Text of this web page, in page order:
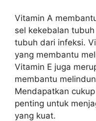
Vitamin A
sel kekebalan
tubuh dari infeksi.
yang membantu
Vitamin E juga
membantu
Mendapatkan
penting untuk
yang kuat.